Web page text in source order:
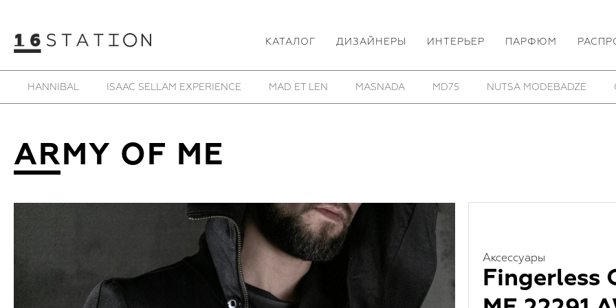
КАТАЛОГ ДИЗАЙНЕРЫ ИНТЕРЬЕР ПАРФЮМ
MASNADA MD75 NUTSA MODEBADZE OSS PARTS OF FOUR REINHARD PLANK
ARMY OF ME
Аксессуары
Fingerless